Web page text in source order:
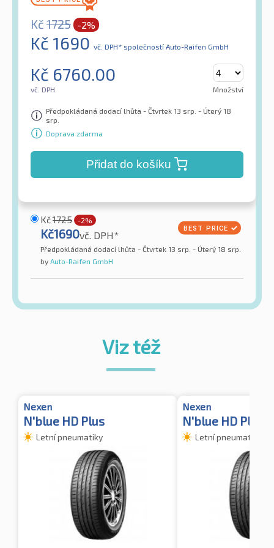
Kč 1725 -2%
Kč 1690 vč. DPH* společností Auto-Raifen GmbH
Kč 6760.00
vč. DPH Množství
Předpokládaná dodací lhůta - Čtvrtek 13 srp. - Úterý 18
srp.
Doprava zdarma
Přidat do košíku
Kč1725 -2%
Kč1690vč. DPH*
Předpokládaná dodací lhůta - Čtvrtek 13 srp. - Úterý 18 srp.
by Auto-Raifen GmbH
Viz též
Nexen
N'blue HD Plus
Letní pneumatiky
Nexen
N'blue HD Plus
Letní pneumatiky